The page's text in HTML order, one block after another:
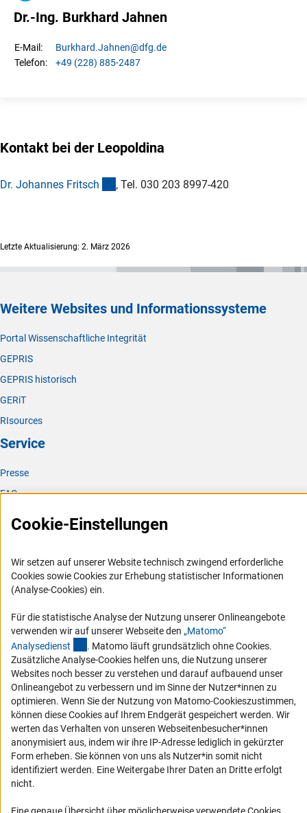
Dr.-Ing. Burkhard Jahnen
E-Mail: Burkhard.Jahnen@dfg.de
Telefon:
+49 (228) 885-2487
Kontakt bei der Leopoldina
Dr. Johannes Fritsch (externer Link)
, Tel. 030 203 8997-420
Letzte Aktualisierung: 2. März 2026
Weitere Websites und Informationssysteme
Portal Wissenschaftliche Integrität
GEPRIS
GEPRIS historisch
GERiT
RIsources
Service
Presse
FAQ
Compliance
Vergabeverfahren
Barrierefreiheit
Service und Informationen für Menschen mit Behinderungen
Erklärung zur Barrierefreiheit
Barriere melden
DFG-aktuell
Erhalten Sie Neuigkeiten aus der DFG direkt in Ihr Mailpostfach oder
schauen Sie sich die Ausgaben online an.
Cookie-Einstellungen
Wir setzen auf unserer Website technisch zwingend erforderliche
Cookies sowie Cookies zur Erhebung statistischer Informationen
(Analyse-Cookies) ein.
Für die statistische Analyse der Nutzung unserer Onlineangebote
verwenden wir auf unserer Webseite den „Matomo“
Analysedienst (externer Link)
. Matomo läuft grundsätzlich ohne Cookies.
Zusätzliche Analyse-Cookies helfen uns, die Nutzung unserer
Websites noch besser zu verstehen und darauf aufbauend unser
Onlineangebot zu verbessern und im Sinne der Nutzer*innen zu
optimieren. Wenn Sie der Nutzung von Matomo-Cookieszustimmen,
können diese Cookies auf Ihrem Endgerät gespeichert werden. Wir
werten das Verhalten von unseren Webseitenbesucher*innen
anonymisiert aus, indem wir ihre IP-Adresse lediglich in gekürzter
Form erheben. Sie können von uns als Nutzer*in somit nicht
identifiziert werden. Eine Weitergabe Ihrer Daten an Dritte erfolgt
nicht.